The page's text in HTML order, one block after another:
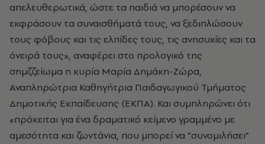
απελευθερωτικά, ώστε τα παιδιά να μπορέσουν να
εκφράσουν τα συναισθήματά τους, να ξεδιπλώσουν
τους φόβους και τις ελπίδες τους, τις ανησυχίες και τα
όνειρά τους», αναφέρει στο προλογικό της
σημζζείωμα η κυρία Μαρία Δημάκη-Ζώρα,
Αναπληρώτρια Καθηγήτρια Παιδαγωγικού Τμήματος
Δημοτικής Εκπαίδευσης (ΕΚΠΑ). Και συμπληρώνει ότι
«πρόκειται για ένα δραματικό κείμενο γραμμένο με
αμεσότητα και ζωντάνια, που μπορεί να “συνομιλήσει”